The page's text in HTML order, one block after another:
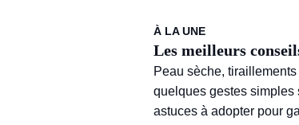
À LA UNE
Les meilleurs
Peau sèche,
quelques gestes simples
astuces à adopter pour